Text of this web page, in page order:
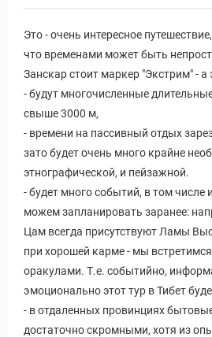
Это - очень интересное
что временами может быть
Занскар стоит маркер "Экстрим" - а
- будут многочисленные
свыше 3000 м,
- времени на пассивный отдых
зато будет очень много крайне
этнографической, и пейзажной.
- будет много событий, в том числе
можем запланировать заранее:
Цам всегда присутствуют Ламы
при хорошей карме - мы
оракулами. Т.е. событийно,
эмоционально этот тур в Тибет
- в отдаленных провинциях
достаточно скромными, хотя из